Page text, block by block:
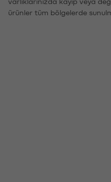
varlıklarınızda kayıp veya
ürünler tüm bölgelerde